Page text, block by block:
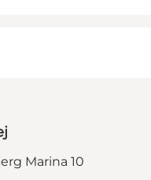
Marina 10